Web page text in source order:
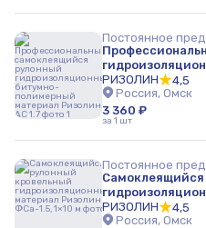
Постоянное
материал
РИЗОЛИН
4,5
Россия, Омск
3 360 ₽
за 1 шт
Постоянное
Самоклеящийся
ФСа-1.5, 1×10 м
РИЗОЛИН
4,5
Россия, Омск